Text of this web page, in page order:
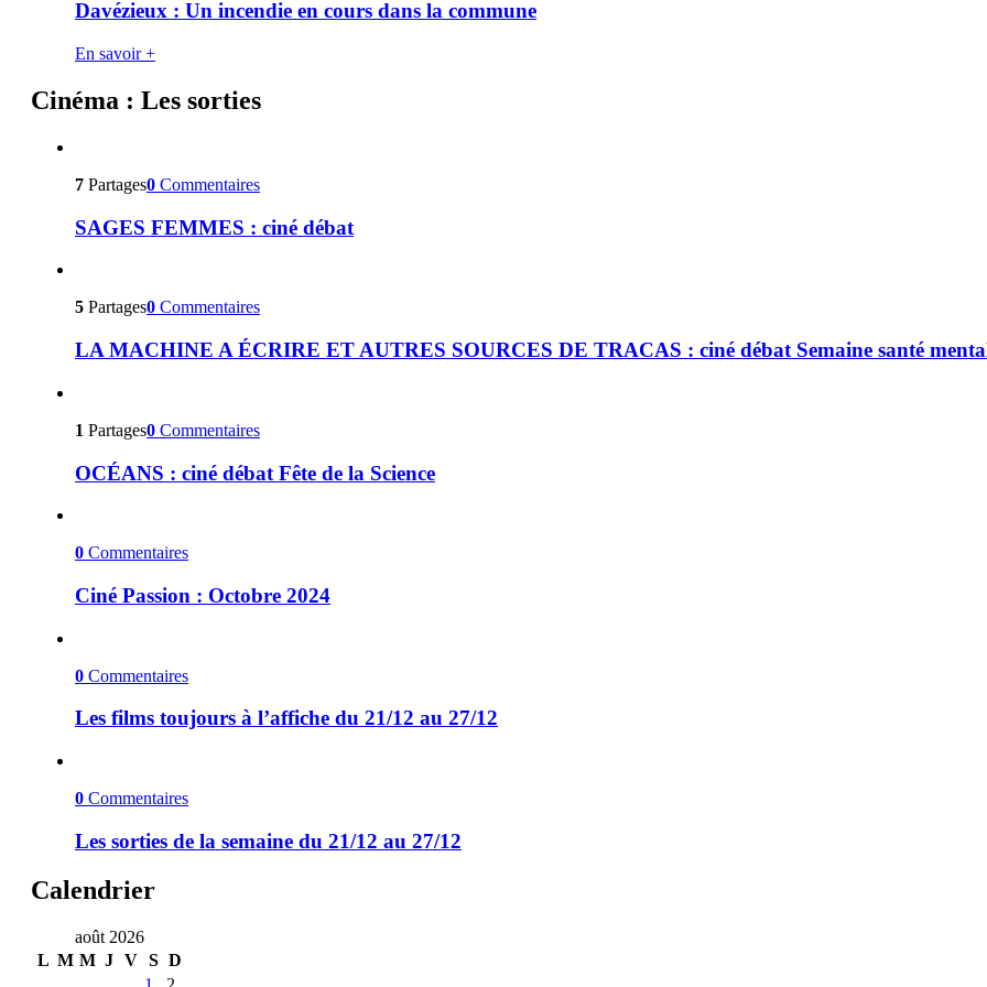
Davézieux : Un incendie en cours dans la commune
En savoir +
Cinéma : Les sorties
7 Partages0 Commentaires
SAGES FEMMES : ciné débat
5 Partages0 Commentaires
LA MACHINE A ÉCRIRE ET AUTRES SOURCES DE TRACAS : ciné débat Semaine santé
1 Partages0 Commentaires
OCÉANS : ciné débat Fête de la Science
0 Commentaires
Ciné Passion : Octobre 2024
0 Commentaires
Les films toujours à l’affiche du 21/12 au 27/12
0 Commentaires
Les sorties de la semaine du 21/12 au 27/12
Calendrier
août 2026
L M M J V S D